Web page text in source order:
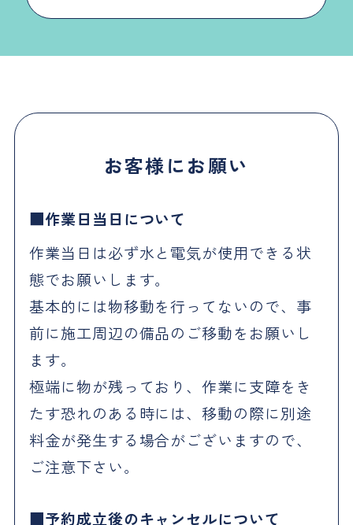
お客様にお願い
作業日当日について
作業当日は必ず水と電気が使用できる状
態でお願いします。
基本的には物移動を行ってないので、事
前に施工周辺の備品のご移動をお願いし
ます。
極端に物が残っており、作業に支障をき
たす恐れのある時には、移動の際に別途
料金が発生する場合がございますので、
ご注意下さい。
予約成立後のキャンセルについて